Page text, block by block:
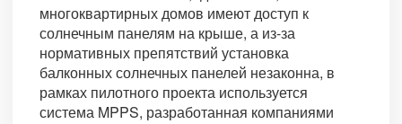
многоквартирных домов имеют доступ к
солнечным панелям на крыше, а из-за
нормативных препятствий установка
балконных солнечных панелей незаконна, в
рамках пилотного проекта используется
система MPPS, разработанная компаниями